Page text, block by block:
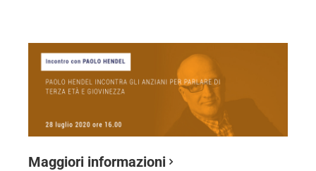
Maggiori informazioni